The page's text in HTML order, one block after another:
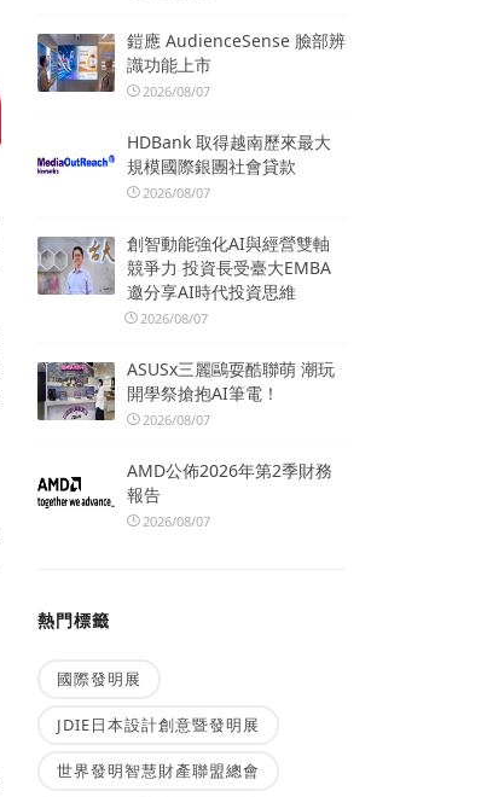
鎧應 AudienceSense 臉部辨
識功能上市
2026/08/07
HDBank 取得越南歷來最大
規模國際銀團社會貸款
2026/08/07
創智動能強化AI與經營雙軸
競爭力 投資長受臺大EMBA
邀分享AI時代投資思維
2026/08/07
ASUSx三麗鷗耍酷聯萌 潮玩
開學祭搶抱AI筆電！
2026/08/07
AMD公佈2026年第2季財務
報告
2026/08/07
熱門標籤
國際發明展
JDIE日本設計創意暨發明展
世界發明智慧財產聯盟總會